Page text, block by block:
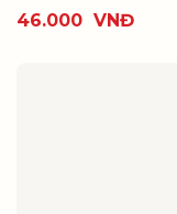
46.000 VNĐ